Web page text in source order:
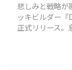
悲しみと戦略が
ッキビルダー
正式リリース。